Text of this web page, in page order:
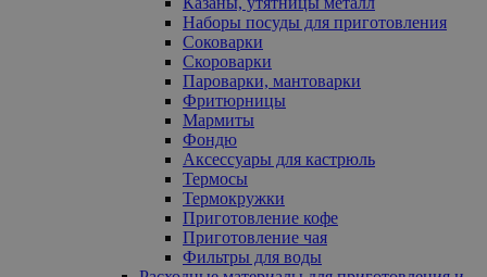
Наборы посуды для приготовления
Соковарки
Скороварки
Пароварки, мантоварки
Фритюрницы
Мармиты
Фондю
Аксессуары для кастрюль
Термосы
Термокружки
Приготовление кофе
Приготовление чая
Фильтры для воды